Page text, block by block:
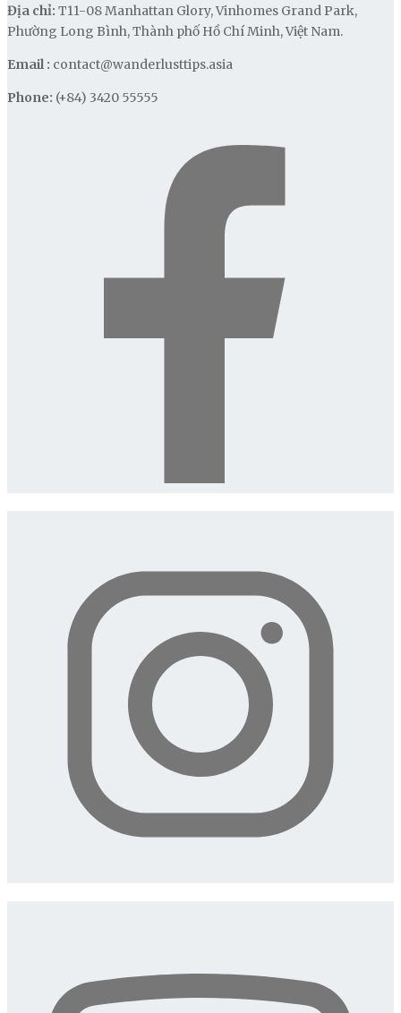
Địa chỉ: T11-08 Manhattan Glory, Vinhomes Grand Park,
Phường Long Bình, Thành phố Hồ Chí Minh, Việt Nam.
Email : contact@wanderlusttips.asia
Phone: (+84) 3420 55555